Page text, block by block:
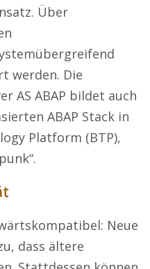
Über
werden. Die
AS ABAP bildet auch
ABAP Stack in
Platform (BTP),
Neue
dass ältere